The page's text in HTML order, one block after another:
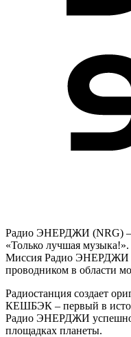
Радио ЭНЕРДЖИ (NRG) —
«Только лучшая музыка!».
Миссия Радио ЭНЕРДЖИ —
проводником в области
Радиостанция создает
КЕШБЭК – первый в
Радио ЭНЕРДЖИ успешно
площадках планеты.